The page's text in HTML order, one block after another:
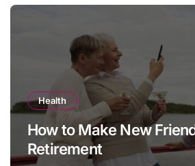
Health
How to Make New
Retirement